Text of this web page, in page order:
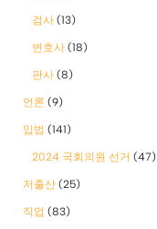
검사 (13)
변호사 (18)
판사 (8)
언론 (9)
입법 (141)
2024 국회의원 선거 (47)
저출산 (25)
직업 (83)